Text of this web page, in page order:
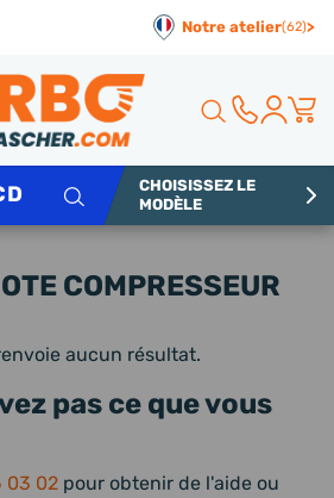
Notre atelier(62)>
CHOISISSEZ LE
MODÈLE
COMPRESSEUR
aucun résultat.
pas ce que vous
03 02 pour obtenir de l'aide ou
cookies